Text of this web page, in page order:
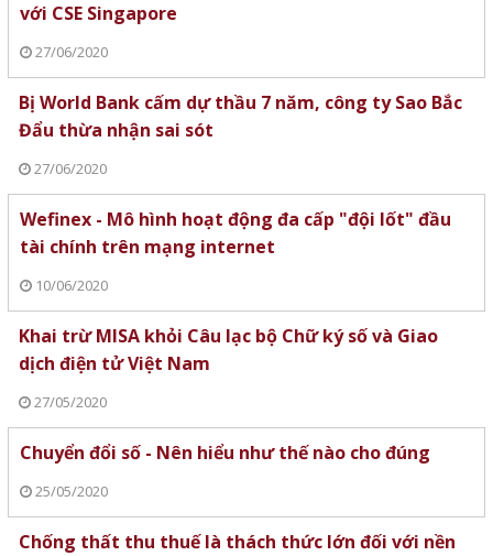
với CSE Singapore
27/06/2020
Bị World Bank cấm dự thầu 7 năm, công ty Sao Bắc
Đẩu thừa nhận sai sót
27/06/2020
Wefinex - Mô hình hoạt động đa cấp "đội lốt" đầu
tài chính trên mạng internet
10/06/2020
Khai trừ MISA khỏi Câu lạc bộ Chữ ký số và Giao
dịch điện tử Việt Nam
27/05/2020
Chuyển đổi số - Nên hiểu như thế nào cho đúng
25/05/2020
Chống thất thu thuế là thách thức lớn đối với nền